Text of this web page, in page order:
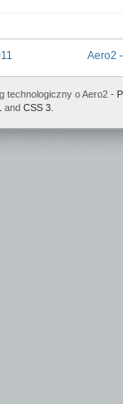
Aero2
technologiczny o Aero2 -
and CSS 3